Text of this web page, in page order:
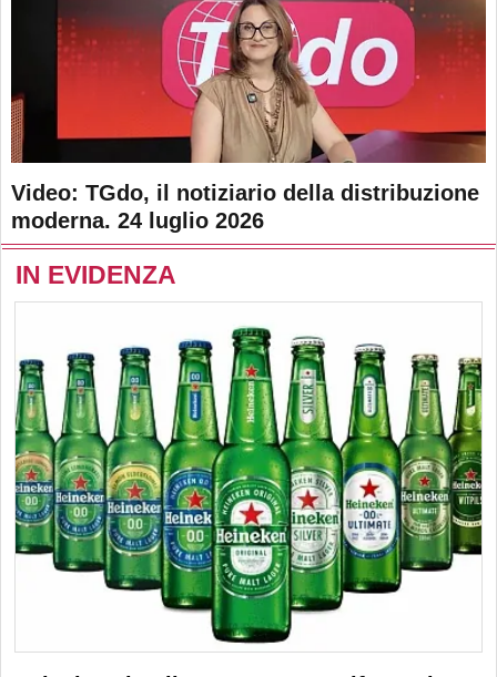
Video: TGdo, il notiziario della distribuzione
moderna. 24 luglio 2026
IN EVIDENZA